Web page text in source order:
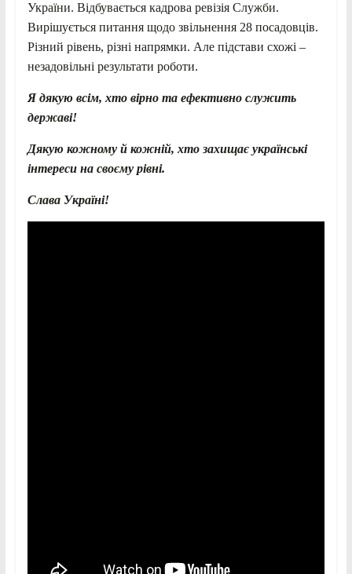
України. Відбувається кадрова ревізія Служби.
Вирішується питання щодо звільнення 28 посадовців.
Різний рівень, різні напрямки. Але підстави схожі –
незадовільні результати роботи.
Я дякую всім, хто вірно та ефективно служить
державі!
Дякую кожному й кожній, хто захищає українські
інтереси на своєму рівні.
Слава Україні!